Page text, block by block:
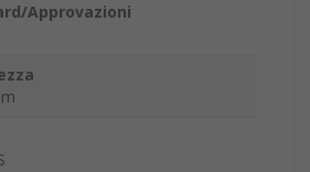
Approvazioni